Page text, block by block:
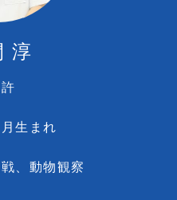
淳
生まれ
、動物観察